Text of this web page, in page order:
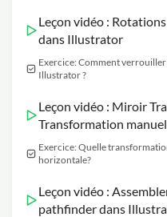
Leçon vidéo :
dans Illustrator
Exercice: Comment
Illustrator ?
Leçon vidéo : Miroir
Transformation
Exercice: Quelle
horizontale?
Leçon vidéo :
pathfinder dans